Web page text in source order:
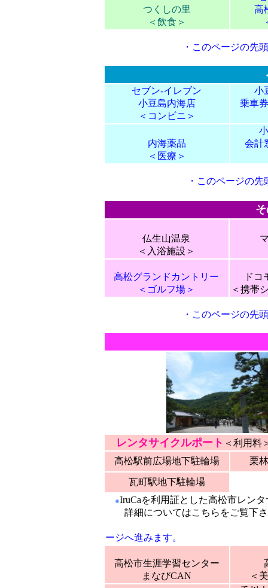
つくしの里
＜飲食＞
高
・ このページの先
セブン‐イレブン
小豆島内海店
＜コンビニ＞
小
乗車
内海薬品
＜医療＞
会計
・ このページの先
仏生山温泉
＜入浴施設＞
高松グランドカントリー
＜ゴルフ場＞
ドコ
＜携帯
・ このページの先
レンタサイクルポート ＜利用
高松駅前広場地下駐輪場
栗
瓦町駅地下駐輪場
●IruCaを利用証とした高松市レン
詳細についてはこちらをご覧下
ージへ進みます。
高松市生涯学習センター
まなびCAN
＜